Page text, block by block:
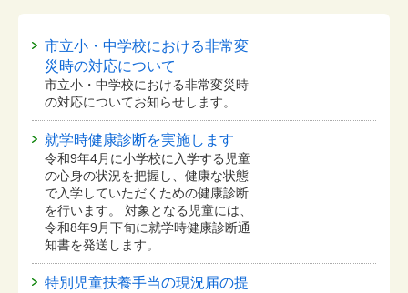
市立小・中学校における非常変
災時の対応について
市立小・中学校における非常変災時
の対応についてお知らせします。
就学時健康診断を実施します
令和9年4月に小学校に入学する児童
の心身の状況を把握し、健康な状態
で入学していただくための健康診断
を行います。 対象となる児童には、
令和8年9月下旬に就学時健康診断通
知書を発送します。
特別児童扶養手当の現況届の提